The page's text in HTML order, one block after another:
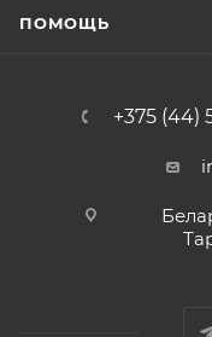
ПОМОЩЬ
+375 (44)